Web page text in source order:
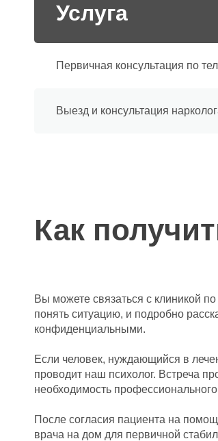
Услуга
Первичная консультация по
Выезд и консультация
Как
Вы можете связаться с клиникой
понять ситуацию, и подробно
конфиденциальными.
Если человек, нуждающийся в
проводит наш психолог. Встреча
необходимость
После согласия пациента на
врача на дом для первичной